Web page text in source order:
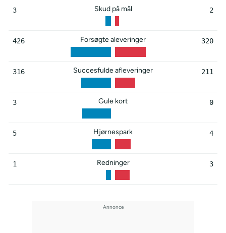
3 Skud på mål 2
426 Forsøgte aleveringer 320
316 Succesfulde afleveringer 211
3 Gule kort 0
5 Hjørnespark 4
1 Redninger 3